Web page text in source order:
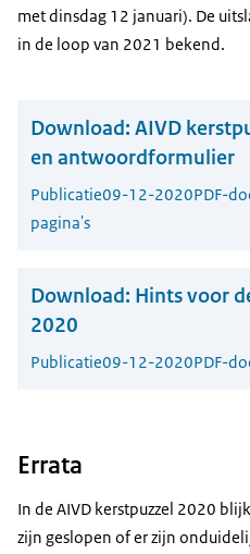
met dinsdag 12 januari). De
in de loop van 2021 bekend.
Download: AIVD
en antwoordformulier
Publicatie09-12-2020PDF-
pagina's
Download: Hints voor
2020
Publicatie09-12-2020PDF-
Errata
In de AIVD kerstpuzzel 2020
zijn geslopen of er zijn